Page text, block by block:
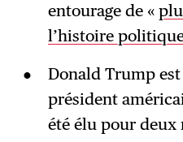
entourage de «
l’histoire
Donald Trump
président
été élu pour deux